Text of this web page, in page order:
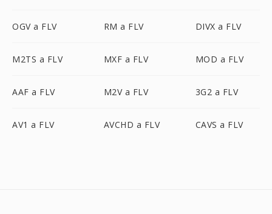
OGV a FLV RM a FLV DIVX a FLV
M2TS a FLV MXF a FLV MOD a FLV
AAF a FLV M2V a FLV 3G2 a FLV
AV1 a FLV AVCHD a FLV CAVS a FLV